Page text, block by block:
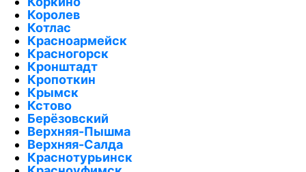
Королев
Котлас
Красноармейск
Красногорск
Кронштадт
Кропоткин
Крымск
Кстово
Берёзовский
Верхняя-Пышма
Верхняя-Салда
Краснотурьинск